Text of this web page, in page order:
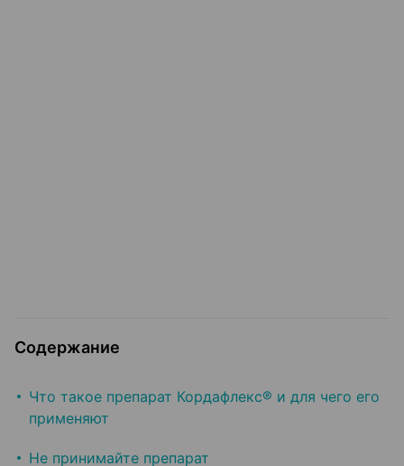
Содержание
Что такое препарат Кордафлекс® и для чего его
применяют
Не принимайте препарат